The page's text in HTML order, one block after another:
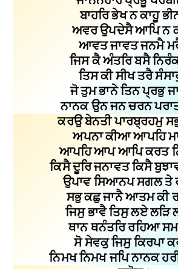
ਬਾਹਰਿ ਭੇਖ ਨ ਕਾਹੂ
ਅਵਰ ਉਪਦੇਸੈ ਆਪਿ ਨ
ਆਵਤ ਜਾਵਤ ਜਨਮੈ
ਜਿਸ ਕੈ ਅੰਤਰਿ ਬਸੈ
ਤਿਸ ਕੀ ਸੀਖ ਤਰੈ
ਜੋ ਤੁਮ ਭਾਨੇ ਤਿਨ ਪ੍ਰਭੁ
ਨਾਨਕ ਉਨ ਜਨ ਚਰਨ
ਕਰਉ ਬੇਨਤੀ ਪਾਰਬ੍ਰਹਮੁ
ਅਪਨਾ ਕੀਆ ਆਪਹਿ
ਆਪਹਿ ਆਪ ਆਪਿ ਕਰਤ
ਕਿਸੈ ਦੂਰਿ ਜਨਾਵਤ ਕਿਸੈ
ਉਪਾਵ ਸਿਆਨਪ ਸਗਲ ਤੇ
ਸਭੁ ਕਛੁ ਜਾਨੈ ਆਤਮ ਕੀ
ਜਿਸੁ ਭਾਵੈ ਤਿਸੁ ਲਏ ਲੜਿ
ਥਾਨ ਥਨੰਤਰਿ ਰਹਿਆ
ਸੋ ਸੇਵਕੁ ਜਿਸੁ ਕਿਰਪਾ
ਨਿਮਖ ਨਿਮਖ ਜਪਿ ਨਾਨਕ